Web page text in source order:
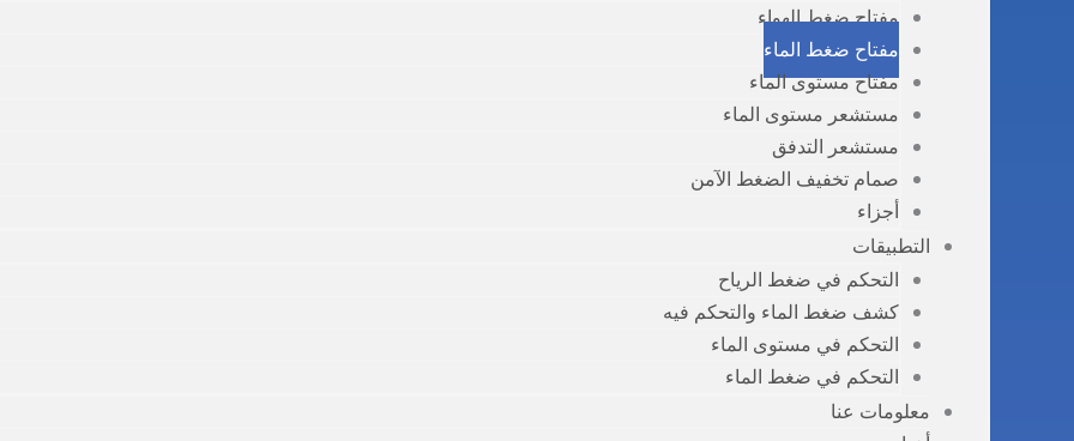
مفتاح ضغط الهواء
مفتاح ضغط الماء
مفتاح مستوى الماء
مستشعر مستوى الماء
مستشعر التدفق
صمام تخفيف الضغط الآمن
أجزاء
التطبيقات
التحكم في ضغط الرياح
كشف ضغط الماء والتحكم فيه
التحكم في مستوى الماء
التحكم في ضغط الماء
معلومات عنا